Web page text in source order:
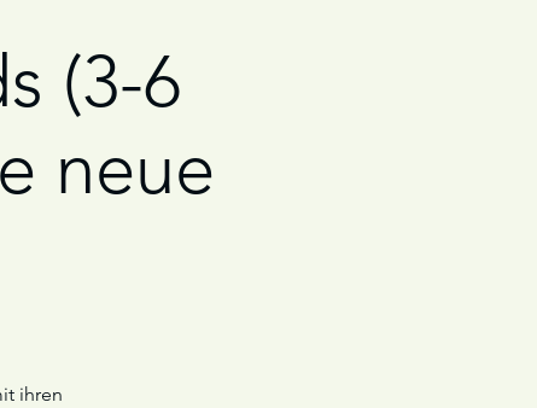
(3-6
neue
ihren